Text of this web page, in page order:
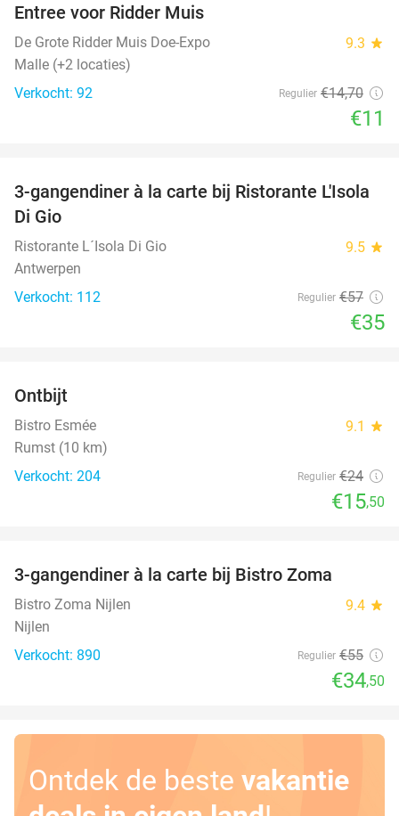
Entree voor Ridder Muis
De Grote Ridder Muis Doe-Expo 9.3 star
Malle (+2 locaties)
Verkocht: 92
Regulier €14,70
€11
39%
3-gangendiner à la carte bij Ristorante L'Isola
Di Gio
Ristorante L´Isola Di Gio 9.5 star
Antwerpen
Verkocht: 112
Regulier €57
€35
Ontbijt
Bistro Esmée 9.1 star
Rumst (10 km)
Verkocht: 204
Regulier €24
€15,50
3-gangendiner à la carte bij Bistro Zoma
Bistro Zoma Nijlen 9.4 star
Nijlen
Verkocht: 890
Regulier €55
€34,50
Ontdek de beste vakantie